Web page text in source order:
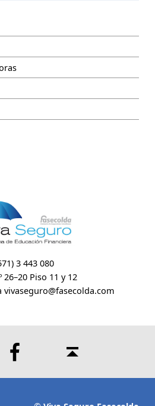
3 443 080
26–20 Piso 11 y 12
vivaseguro@fasecolda.com
FacebookBack to top ↑